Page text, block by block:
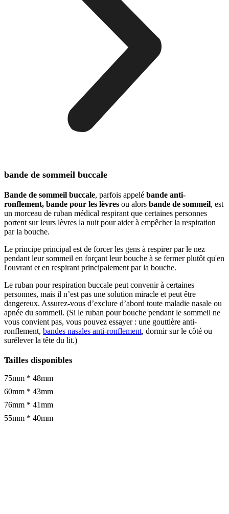
bande de sommeil buccale
Bande de sommeil buccale, parfois appelé bande anti-
ronflement, bande pour les lèvres ou alors bande de sommeil, est
un morceau de ruban médical respirant que certaines personnes
portent sur leurs lèvres la nuit pour aider à empêcher la respiration
par la bouche.
Le principe principal est de forcer les gens à respirer par le nez
pendant leur sommeil en forçant leur bouche à se fermer plutôt qu'en
l'ouvrant et en respirant principalement par la bouche.
Le ruban pour respiration buccale peut convenir à certaines
personnes, mais il n’est pas une solution miracle et peut être
dangereux. Assurez-vous d’exclure d’abord toute maladie nasale ou
apnée du sommeil. (Si le ruban pour bouche pendant le sommeil ne
vous convient pas, vous pouvez essayer : une gouttière anti-
ronflement, bandes nasales anti-ronflement, dormir sur le côté ou
surélever la tête du lit.)
Tailles disponibles
75mm * 48mm
60mm * 43mm
76mm * 41mm
55mm * 40mm